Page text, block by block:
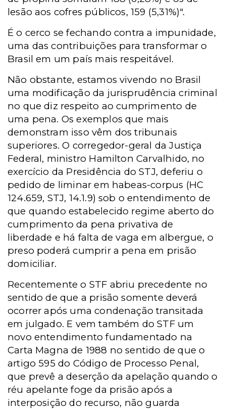
lesão aos cofres públicos, 159 (5,31%)".
É o cerco se fechando contra a impunidade,
uma das contribuições para transformar o
Brasil em um país mais respeitável.
Não obstante, estamos vivendo no Brasil
uma modificação da jurisprudência criminal
no que diz respeito ao cumprimento de
uma pena. Os exemplos que mais
demonstram isso vêm dos tribunais
superiores. O corregedor-geral da Justiça
Federal, ministro Hamilton Carvalhido, no
exercício da Presidência do STJ, deferiu o
pedido de liminar em habeas-corpus (HC
124.659, STJ, 14.1.9) sob o entendimento de
que quando estabelecido regime aberto do
cumprimento da pena privativa de
liberdade e há falta de vaga em albergue, o
preso poderá cumprir a pena em prisão
domiciliar.
Recentemente o STF abriu precedente no
sentido de que a prisão somente deverá
ocorrer após uma condenação transitada
em julgado. E vem também do STF um
novo entendimento fundamentado na
Carta Magna de 1988 no sentido de que o
artigo 595 do Código de Processo Penal,
que prevê a deserção da apelação quando o
réu apelante foge da prisão após a
interposição do recurso, não guarda